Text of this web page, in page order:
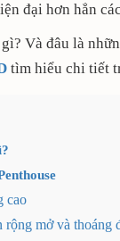
đại hơn hẳn
Và đâu là
tìm hiểu chi tiết
cao
rộng mở và thoáng